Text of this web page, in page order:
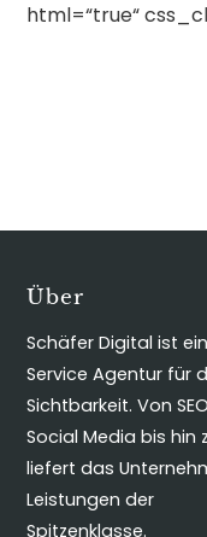
html=“true“
Über
Schäfer Digital ist
Service Agentur für
Sichtbarkeit. Von
Social Media bis hin
liefert das
Leistungen der
Spitzenklasse.